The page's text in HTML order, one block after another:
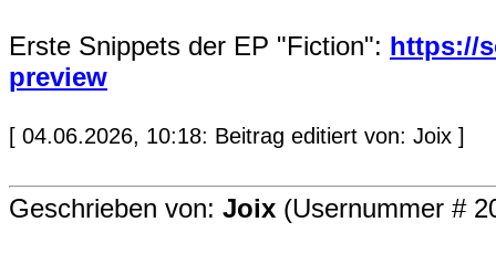
Erste Snippets der EP "Fiction": https://
preview
[ 04.06.2026, 10:18: Beitrag editiert von: Joix ]
Geschrieben von: Joix (Usernummer #